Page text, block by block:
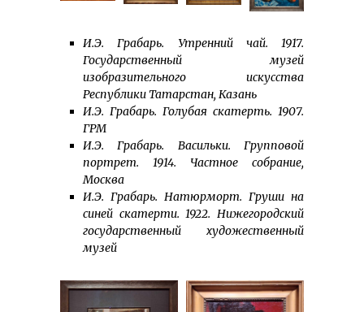
И.Э. Грабарь. Утренний чай. 1917.
Государственный музей
изобразительного искусства
Республики Татарстан, Казань
И.Э. Грабарь. Голубая скатерть. 1907.
ГРМ
И.Э. Грабарь. Васильки. Групповой
портрет. 1914. Частное собрание,
Москва
И.Э. Грабарь. Натюрморт. Груши на
синей скатерти. 1922. Нижегородский
государственный художественный
музей